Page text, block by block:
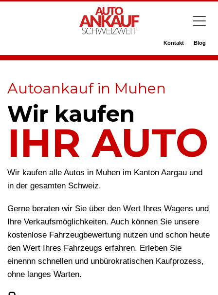
Kontakt Blog
Autoankauf in Muhen
Wir kaufen
IHR AUTO
Wir kaufen alle Autos in Muhen im Kanton Aargau und
in der gesamten Schweiz.
Gerne beraten wir Sie über den Wert Ihres Wagens und
Ihre Verkaufsmöglichkeiten. Auch können Sie unsere
kostenlose Fahrzeugbewertung nutzen und schon heute
den Wert Ihres Fahrzeugs erfahren. Erleben Sie
einennn schnellen und unbürokratischen Kaufprozess,
ohne langes Warten.